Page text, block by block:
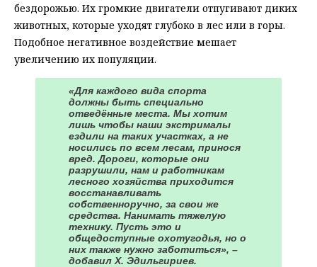
бездорожью. Их громкие двигатели отпугивают диких
животных, которые уходят глубоко в лес или в горы.
Подобное негативное воздействие мешает
увеличению их популяции.
«Для каждого вида спорта
должны быть специально
отведённые места. Мы хотим
лишь чтобы наши экстрималы
ездили на таких участках, а не
носились по всем лесам, принося
вред. Дороги, которые они
разрушили, нам и работникам
лесного хозяйства приходится
восстанавливать
собственноручно, за свои же
средства. Нанимать тяжелую
технику. Пусть это и
общедоступные охотугодья, но о
них также нужно заботиться», –
добавил Х. Эдильгириев.